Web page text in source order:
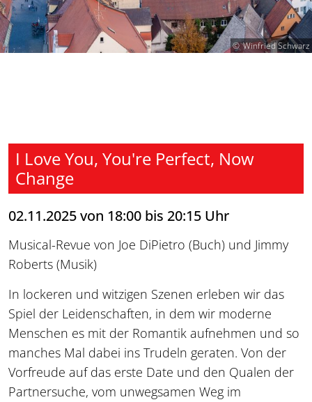
Winfried Schwarz
I Love You, You're Perfect, Now
Change
02.11.2025 von 18:00 bis 20:15 Uhr
Musical-Revue von Joe DiPietro (Buch) und Jimmy
Roberts (Musik)
In lockeren und witzigen Szenen erleben wir das
Spiel der Leidenschaften, in dem wir moderne
Menschen es mit der Romantik aufnehmen und so
manches Mal dabei ins Trudeln geraten. Von der
Vorfreude auf das erste Date und den Qualen der
Partnersuche, vom unwegsamen Weg im